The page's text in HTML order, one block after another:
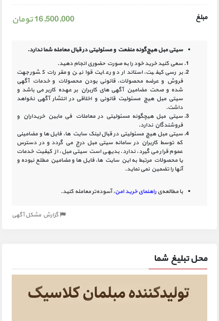
مبلغ 16,500,000 تومان
سیتی مبل هیچ‌گونه منفعت و مسئولیتی درقبال معامله شما ندارد.
سعی کنید خرید خود را به صورت حضوری انجام دهید.
بررسی کیفیت، استاندارد و رعایت قوانین و مقررات کشور جهت
فروش و عرضه محصولات، قانونی بودن محصولات و خدمات آگهی
شده و صحت مضامین آگهی‏ های کاربران بر عهده کاربر می باشد و
سیتی مبل هیچ مسئولیت قانونی و اخلاقی در انتشار آگهی نخواهد
داشت.
سیتی مبل هیچگونه مسئولیتی در معاملات فی مابین خریداران و
فروشندگان ندارد.
سیتی مبل هیچ مسئولیتی در قبال لینک‏ سایت ‏ها، فایل ‏ها و مضامینی
که توسط کاربران در سامانه‏ سیتی مبل درج می گردد و در دسترس
عموم قرار می گیرد، ندارد. بدیهی است سیتی مبل، از کیفیت خدمات
یا محصولات مرتبط به این سایت‏ ها، فایل ها و مضامین مطلع نبوده و
آنها را تضمین نمی نماید.
با مطالعه‌یراهنمای خرید امن، آسوده‌تر معامله کنید.
گزارش مشکل آگهی
محل تبلیغ شما